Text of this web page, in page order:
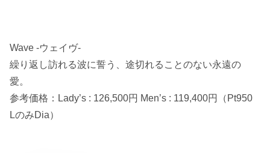
Wave -ウェイヴ-
繰り返し訪れる波に誓う、途切れることのない永遠の
愛。
参考価格：Lady’s : 126,500円 Men’s : 119,400円（Pt950
LのみDia）